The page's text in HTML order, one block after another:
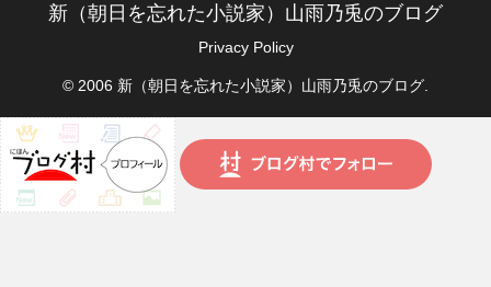
新（朝日を忘れた小説家）山雨乃兎のブログ
Privacy Policy
© 2006 新（朝日を忘れた小説家）山雨乃兎のブログ.